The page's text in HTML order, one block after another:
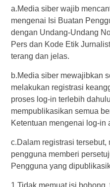
a.Media siber wajib
mengenai Isi Buatan
dengan Undang-Undang
Pers dan Kode Etik
terang dan jelas.
b.Media siber mewajibkan
melakukan registrasi
proses log-in terlebih
mempublikasikan semua
Ketentuan mengenai log-in
c.Dalam registrasi
pengguna memberi
Pengguna yang
1.Tidak memuat isi